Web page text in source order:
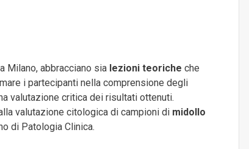
Milano, abbracciano sia lezioni teoriche che
i partecipanti nella comprensione degli
valutazione critica dei risultati ottenuti.
valutazione citologica di campioni di midollo
di Patologia Clinica.